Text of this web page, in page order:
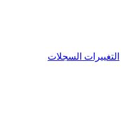
التغييرات السجلات